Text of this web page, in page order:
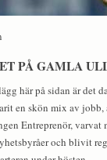
PÅ GAMLA
här på sidan är det
en skön mix av
Entreprenör,
och blivit